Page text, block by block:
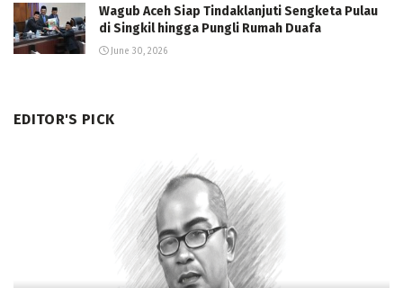
Wagub Aceh Siap Tindaklanjuti Sengketa Pulau
di Singkil hingga Pungli Rumah Duafa
June 30, 2026
EDITOR'S PICK